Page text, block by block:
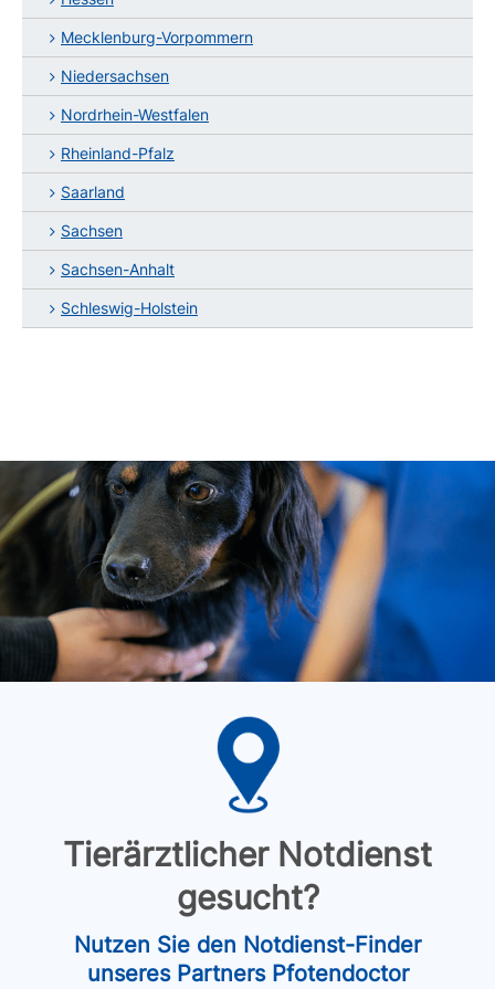
Mecklenburg-Vorpommern
Niedersachsen
Nordrhein-Westfalen
Rheinland-Pfalz
Saarland
Sachsen
Sachsen-Anhalt
Schleswig-Holstein
Tierärztlicher Notdienst
gesucht?
Nutzen Sie den Notdienst-Finder
unseres Partners Pfotendoctor